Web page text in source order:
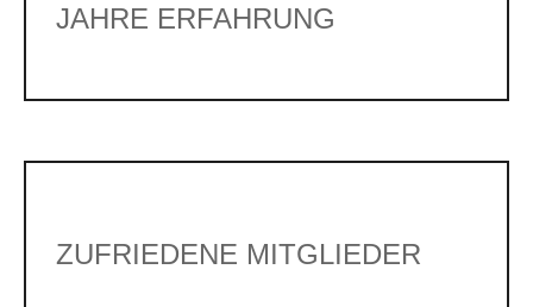
JAHRE ERFAHRUNG
ZUFRIEDENE MITGLIEDER